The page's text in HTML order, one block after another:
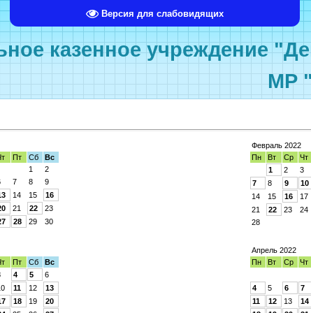
Версия для слабовидящих
казенное учреждение
МР
Пт Сб
Вс
1
2
7 8
9
14 15
16
21 22
23
28 29
30
Февраль 2022
Пн
Вт Ср Чт
1
2 3
7
8 9 10
14
15 16 17
21
22 23 24
28
Пт Сб
Вс
4 5
6
11 12
13
18 19
20
Апрель 2022
Пн
Вт Ср Чт
4
5 6 7
11
12 13 14